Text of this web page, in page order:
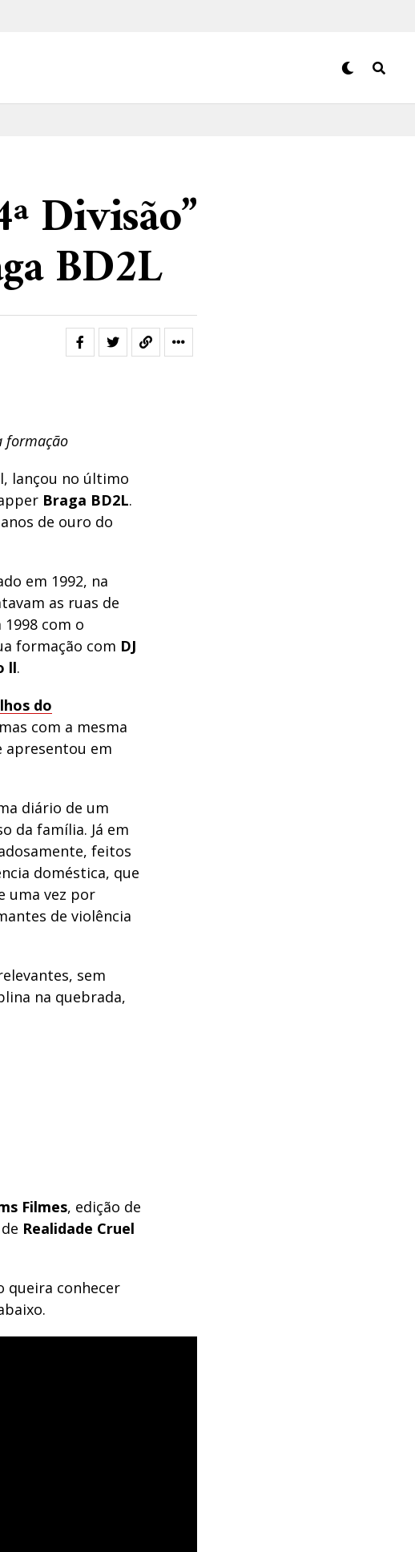
Divisão”
BD2L
formação
lançou no último
Braga BD2L.
de ouro do
em 1992, na
as ruas de
com o
formação com DJ
ll.
do
com a mesma
apresentou em
diário de um
da família. Já em
feitos
doméstica, que
uma vez por
de violência
sem
na quebrada,
Filmes, edição de
Realidade Cruel
queira conhecer